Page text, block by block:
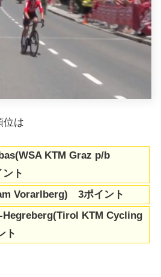
位は
KTM Graz p/b
ト
Vorarlberg) 3ポイント
Hegreberg(Tirol KTM Cycling
ト